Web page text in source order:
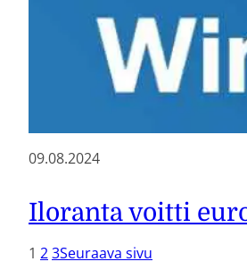
09.08.2024
Iloranta voitti
1 23Seuraava sivu